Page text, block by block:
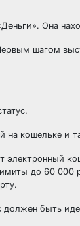
Она
шагом
на кошельке и
до 60 000
должен быть